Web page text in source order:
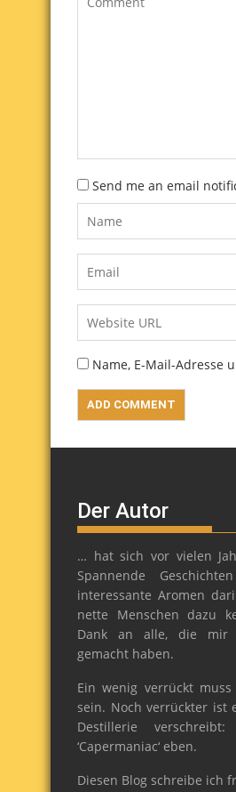
Send me an email
Name, E-Mail-Adresse
Der Autor
… hat sich vor vielen
Spannende
interessante Aromen
nette Menschen dazu
Dank an alle, die mir
gemacht haben.
Ein wenig verrückt
sein. Noch verrückter ist
Destillerie verschreibt:
‘Capermaniac‘ eben.
Diesen Blog schreibe ich